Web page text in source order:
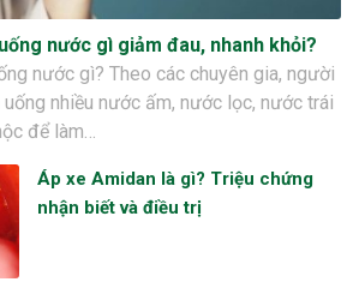
nước gì giảm đau, nhanh khỏi?
nước gì? Theo các chuyên gia, người
nhiều nước ấm, nước lọc, nước trái
để làm…
Áp xe Amidan là gì? Triệu chứng
nhận biết và điều trị